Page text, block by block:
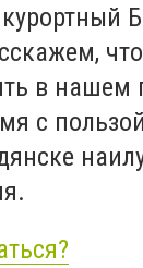
в нашем
с